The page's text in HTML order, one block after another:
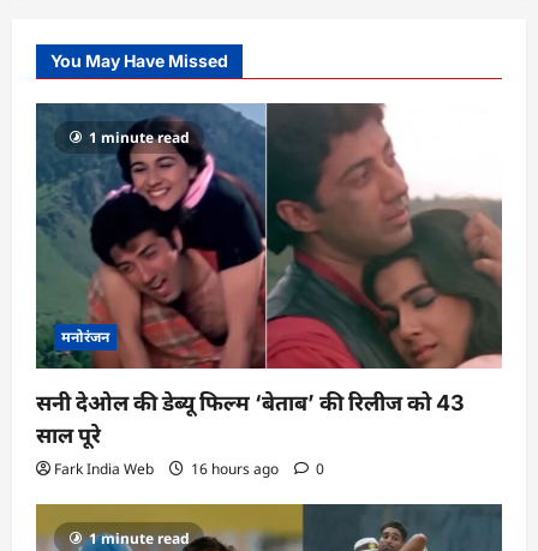
You May Have Missed
1 minute read
मनोरंजन
सनी देओल की डेब्यू फिल्म ‘बेताब’ की रिलीज को 43
साल पूरे
Fark India Web 16 hours ago 0
1 minute read